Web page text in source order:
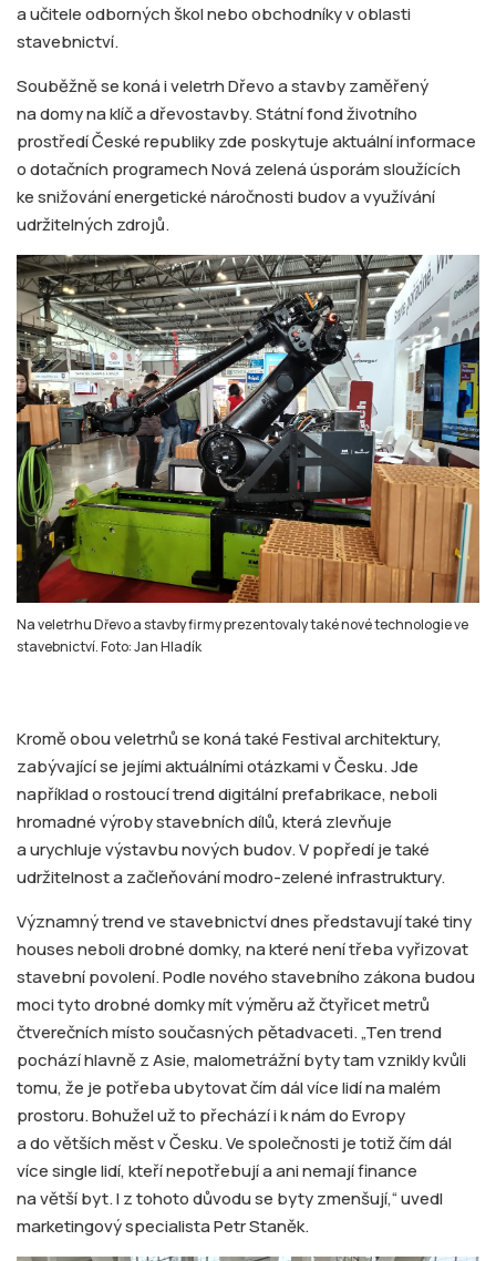
a učitele odborných škol nebo obchodníky v oblasti
stavebnictví.
Souběžně se koná i veletrh Dřevo a stavby zaměřený
na domy na klíč a dřevostavby. Státní fond životního
prostředí České republiky zde poskytuje aktuální informace
o dotačních programech Nová zelená úsporám sloužících
ke snižování energetické náročnosti budov a využívání
udržitelných zdrojů.
Na veletrhu Dřevo a stavby firmy prezentovaly také nové technologie ve
stavebnictví. Foto: Jan Hladík
Kromě obou veletrhů se koná také Festival architektury,
zabývající se jejími aktuálními otázkami v Česku. Jde
například o rostoucí trend digitální prefabrikace, neboli
hromadné výroby stavebních dílů, která zlevňuje
a urychluje výstavbu nových budov. V popředí je také
udržitelnost a začleňování modro-zelené infrastruktury.
Významný trend ve stavebnictví dnes představují také tiny
houses neboli drobné domky, na které není třeba vyřizovat
stavební povolení. Podle nového stavebního zákona budou
moci tyto drobné domky mít výměru až čtyřicet metrů
čtverečních místo současných pětadvaceti. „Ten trend
pochází hlavně z Asie, malometrážní byty tam vznikly kvůli
tomu, že je potřeba ubytovat čím dál více lidí na malém
prostoru. Bohužel už to přechází i k nám do Evropy
a do větších měst v Česku. Ve společnosti je totiž čím dál
více single lidí, kteří nepotřebují a ani nemají finance
na větší byt. I z tohoto důvodu se byty zmenšují,“ uvedl
marketingový specialista Petr Staněk.